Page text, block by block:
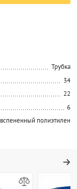
Трубка
34
22
6
вспененный полиэтилен